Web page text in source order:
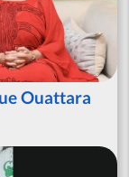
Ouattara